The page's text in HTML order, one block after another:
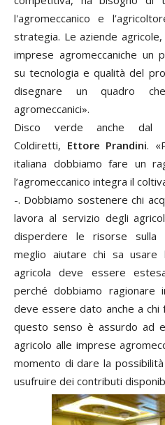
l'agromeccanico e
strategia. Le aziende
imprese agromeccaniche un
su tecnologia e qualità del
disegnare un quadro
agromeccanici».
Disco verde anche dal
Coldiretti, Ettore Prandini.
italiana dobbiamo fare un
l’agromeccanico integra il
-. Dobbiamo sostenere chi
lavora al servizio degli
disperdere le risorse sulla
meglio aiutare chi sa usare
agricola deve essere
perché dobbiamo
deve essere dato anche a chi
questo senso è assurdo ad
agricolo alle imprese
momento di dare la
usufruire dei contributi